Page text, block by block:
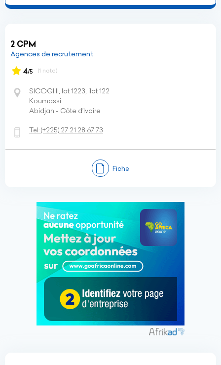
2 CPM
Agences de recrutement
4/5 (1 note)
SICOGI II, lot 1223, ilot 122
Koumassi
Abidjan - Côte d’Ivoire
Tel:(+225) 27 21 28 67 73
Fiche